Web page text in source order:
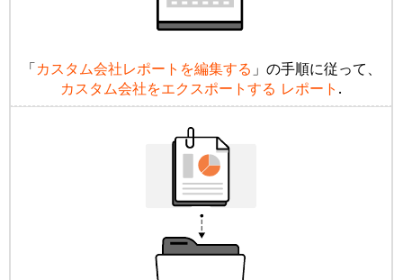
「カスタム会社レポートを編集する 」の手順に従って、
カスタム会社をエクスポートする レポート .